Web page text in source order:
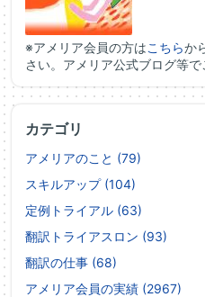
※アメリア会員の方はこちらか
さい。アメリア公式ブログ等
カテゴリ
アメリアのこと (79)
スキルアップ (104)
定例トライアル (63)
翻訳トライアスロン (93)
翻訳の仕事 (68)
アメリア会員の実績 (2967)